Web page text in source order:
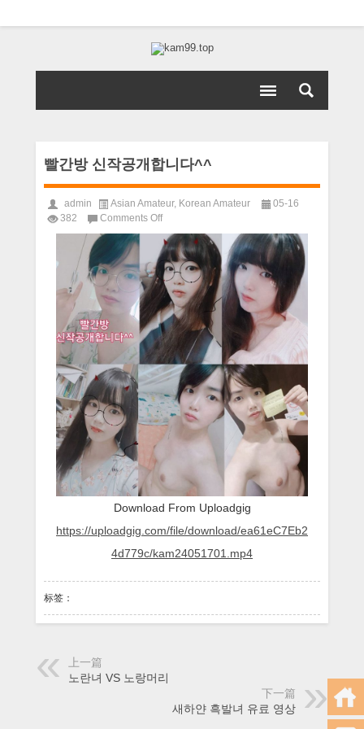
빨간방 신작공개합니다^^
admin Asian Amateur, Korean Amateur
05-16
382
Comments Offon
빨
간
방
신
작
공
개
합
니
다
^^
Download From Uploadgig
https://uploadgig.com/file/download/ea61eC7Eb2
4d779c/kam24051701.mp4
标签：
上一篇
노란녀 VS 노랑머리
下一篇
새하얀 흑발녀 유료 영상